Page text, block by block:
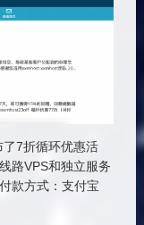
7折循环优惠活
路VPS和独立服务
款方式：支付宝